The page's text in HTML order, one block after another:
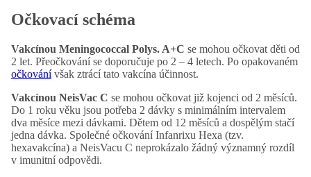
Očkovací schéma
Vakcínou Meningococcal Polys. A+C se mohou očkovat děti od
2 let. Přeočkování se doporučuje po 2 – 4 letech. Po opakovaném
očkovánívšak ztrácí tato vakcína účinnost.
Vakcínou NeisVac C se mohou očkovat již kojenci od 2 měsíců.
Do 1 roku věku jsou potřeba 2 dávky s minimálním intervalem
dva měsíce mezi dávkami. Dětem od 12 měsíců a dospělým stačí
jedna dávka. Společné očkování Infanrixu Hexa (tzv.
hexavakcína) a NeisVacu C neprokázalo žádný významný rozdíl
v imunitní odpovědi.